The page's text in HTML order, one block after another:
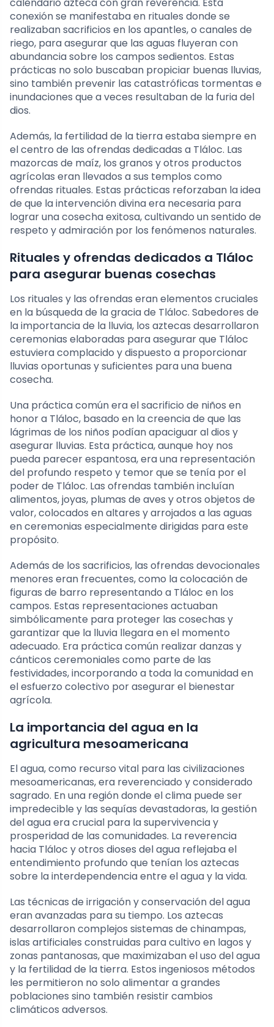
conexión se manifestaba en rituales donde se
realizaban sacrificios en los apantles, o canales de
riego, para asegurar que las aguas fluyeran con
abundancia sobre los campos sedientos. Estas
prácticas no solo buscaban propiciar buenas lluvias,
sino también prevenir las catastróficas tormentas e
inundaciones que a veces resultaban de la furia del
dios.
Además, la fertilidad de la tierra estaba siempre en
el centro de las ofrendas dedicadas a Tláloc. Las
mazorcas de maíz, los granos y otros productos
agrícolas eran llevados a sus templos como
ofrendas rituales. Estas prácticas reforzaban la idea
de que la intervención divina era necesaria para
lograr una cosecha exitosa, cultivando un sentido de
respeto y admiración por los fenómenos naturales.
Rituales y ofrendas dedicados a Tláloc
para asegurar buenas cosechas
Los rituales y las ofrendas eran elementos cruciales
en la búsqueda de la gracia de Tláloc. Sabedores de
la importancia de la lluvia, los aztecas desarrollaron
ceremonias elaboradas para asegurar que Tláloc
estuviera complacido y dispuesto a proporcionar
lluvias oportunas y suficientes para una buena
cosecha.
Una práctica común era el sacrificio de niños en
honor a Tláloc, basado en la creencia de que las
lágrimas de los niños podían apaciguar al dios y
asegurar lluvias. Esta práctica, aunque hoy nos
pueda parecer espantosa, era una representación
del profundo respeto y temor que se tenía por el
poder de Tláloc. Las ofrendas también incluían
alimentos, joyas, plumas de aves y otros objetos de
valor, colocados en altares y arrojados a las aguas
en ceremonias especialmente dirigidas para este
propósito.
Además de los sacrificios, las ofrendas devocionales
menores eran frecuentes, como la colocación de
figuras de barro representando a Tláloc en los
campos. Estas representaciones actuaban
simbólicamente para proteger las cosechas y
garantizar que la lluvia llegara en el momento
adecuado. Era práctica común realizar danzas y
cánticos ceremoniales como parte de las
festividades, incorporando a toda la comunidad en
el esfuerzo colectivo por asegurar el bienestar
agrícola.
La importancia del agua en la
agricultura mesoamericana
El agua, como recurso vital para las civilizaciones
mesoamericanas, era reverenciado y considerado
sagrado. En una región donde el clima puede ser
impredecible y las sequías devastadoras, la gestión
del agua era crucial para la supervivencia y
prosperidad de las comunidades. La reverencia
hacia Tláloc y otros dioses del agua reflejaba el
entendimiento profundo que tenían los aztecas
sobre la interdependencia entre el agua y la vida.
Las técnicas de irrigación y conservación del agua
eran avanzadas para su tiempo. Los aztecas
desarrollaron complejos sistemas de chinampas,
islas artificiales construidas para cultivo en lagos y
zonas pantanosas, que maximizaban el uso del agua
y la fertilidad de la tierra. Estos ingeniosos métodos
les permitieron no solo alimentar a grandes
poblaciones sino también resistir cambios
climáticos adversos.